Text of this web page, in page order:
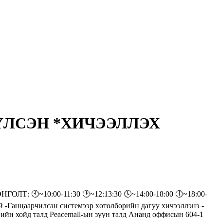
*ХИЧЭЭЛЛЭХ
11:30 🕑~12:13:30 🕓~14:00-18:00 🕕~18:00-
системээр хөтөлбөрийн дагуу хичээллэнэ -
хойд талд Peacemall-ын зүүн талд Ананд оффисын 604-1